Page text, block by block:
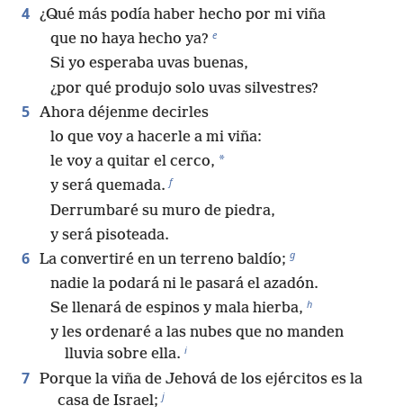
4 ¿Qué más podía haber hecho por mi viña
que no haya hecho ya? e
Si yo esperaba uvas buenas,
¿por qué produjo solo uvas silvestres?
5 Ahora déjenme decirles
lo que voy a hacerle a mi viña:
le voy a quitar el cerco, *
y será quemada. f
Derrumbaré su muro de piedra,
y será pisoteada.
6 La convertiré en un terreno baldío; g
nadie la podará ni le pasará el azadón.
Se llenará de espinos y mala hierba, h
y les ordenaré a las nubes que no manden
lluvia sobre ella. i
7 Porque la viña de Jehová de los ejércitos es la
casa de Israel; j